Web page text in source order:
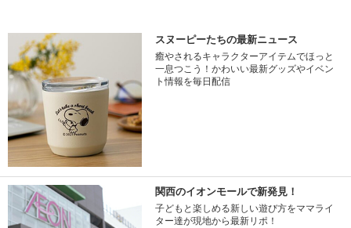
スヌーピーたちの最新ニュース
癒やされるキャラクターアイテムでほっと
一息つこう！かわいい最新グッズやイベン
ト情報を毎日配信
関西のイオンモールで新発見！
子どもと楽しめる新しい遊び方をママライ
ター達が現地から最新リポ！